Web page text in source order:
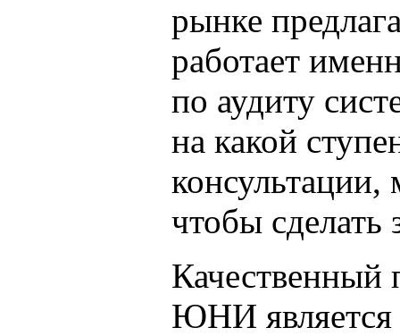
рынке
работает
по аудиту
на какой
чтобы
Качественный
ЮНИ является